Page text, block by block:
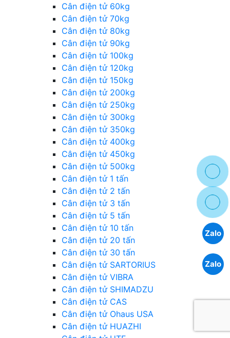
Cân điện tử 60kg
Cân điện tử 70kg
Cân điện tử 80kg
Cân điện tử 90kg
Cân điện tử 100kg
Cân điện tử 120kg
Cân điện tử 150kg
Cân điện tử 200kg
Cân điện tử 250kg
Cân điện tử 300kg
Cân điện tử 350kg
Cân điện tử 400kg
Cân điện tử 450kg
Cân điện tử 500kg
Cân điện tử 1 tấn
Cân điện tử 2 tấn
Cân điện tử 3 tấn
Cân điện tử 5 tấn
Cân điện tử 10 tấn
Cân điện tử 20 tấn
Cân điện tử 30 tấn
Cân điện tử SARTORIUS
Cân điện tử VIBRA
Cân điện tử SHIMADZU
Cân điện tử CAS
Cân điện tử Ohaus USA
Cân điện tử HUAZHI
Zalo
Zalo